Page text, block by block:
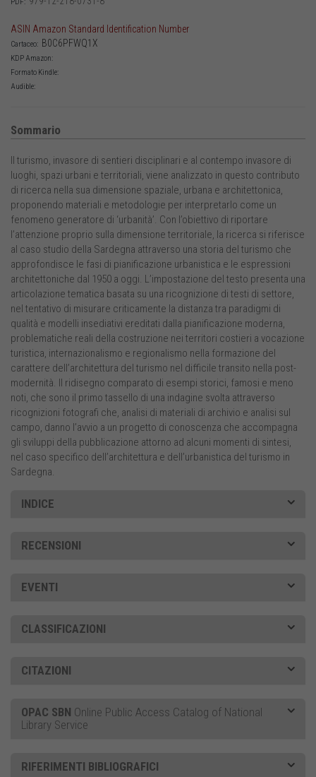
PDF:
ASIN Amazon Standard Identification Number
Cartaceo: B0C6PFWQ1X
KDP Amazon:
Formato Kindle:
Audible:
Sommario
Il turismo, invasore di sentieri disciplinari e al contempo invasore di
luoghi, spazi urbani e territoriali, viene analizzato in questo contributo
di ricerca nella sua dimensione spaziale, urbana e architettonica,
proponendo materiali e metodologie per interpretarlo come un
fenomeno generatore di ‘urbanità’. Con l’obiettivo di riportare
l’attenzione proprio sulla dimensione territoriale, la ricerca si riferisce
al caso studio della Sardegna attraverso una storia del turismo che
approfondisce le fasi di pianificazione urbanistica e le espressioni
architettoniche dal 1950 a oggi. L’impostazione del testo presenta una
articolazione tematica basata su una ricognizione di testi di settore,
nel tentativo di misurare criticamente la distanza tra paradigmi di
qualità e modelli insediativi ereditati dalla pianificazione moderna,
problematiche reali della costruzione nei territori costieri a vocazione
turistica, internazionalismo e regionalismo nella formazione del
carattere dell’architettura del turismo nel difficile transito nella post-
modernità. Il ridisegno comparato di esempi storici, famosi e meno
noti, che sono il primo tassello di una indagine svolta attraverso
ricognizioni fotografi che, analisi di materiali di archivio e analisi sul
campo, danno l’avvio a un progetto di conoscenza che accompagna
gli sviluppi della pubblicazione attorno ad alcuni momenti di sintesi,
nel caso specifico dell’architettura e dell’urbanistica del turismo in
Sardegna.
INDICE
RECENSIONI
EVENTI
CLASSIFICAZIONI
CITAZIONI
OPAC SBN Online Public Access Catalog of National
Library Service
RIFERIMENTI BIBLIOGRAFICI